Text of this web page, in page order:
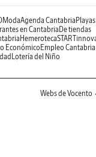
Agenda Cantabria Playas
en Cantabria De tiendas
Hemeroteca
Económico Empleo Cantabria
Lotería del Niño
Webs de Vocento